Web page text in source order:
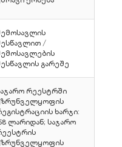
/
გარეშე
რეესტრში
ხარჯი:
ლარიდან; საჯარო